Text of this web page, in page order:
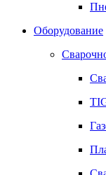
Оборудование